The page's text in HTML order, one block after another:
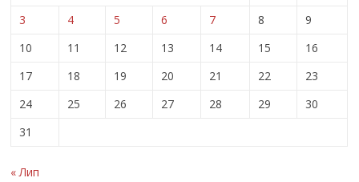
3
4 5 6 7 8
9
10
11 12 13 14 15
16
17
18 19 20 21 22
23
24
25 26 27 28 29
30
31
« Лип